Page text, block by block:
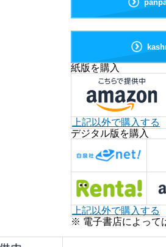
紙版を購入
上記以外で購入する
デジタル版を購入
上記以外で購入する
※ 電子書店によって